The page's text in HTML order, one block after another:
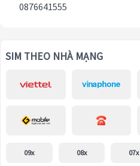
0876641555
SIM THEO NHÀ MẠNG
09x 08x 07x